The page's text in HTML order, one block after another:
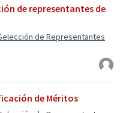
de representantes de
de Representantes
de Méritos